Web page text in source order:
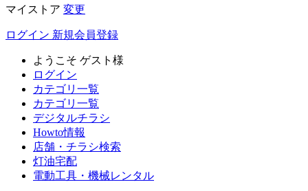
マイストア 変更
ログイン 新規会員登録
ようこそ ゲスト様
ログイン
カテゴリ一覧
カテゴリ一覧
デジタルチラシ
Howto情報
店舗・チラシ検索
灯油宅配
電動工具・機械レンタル